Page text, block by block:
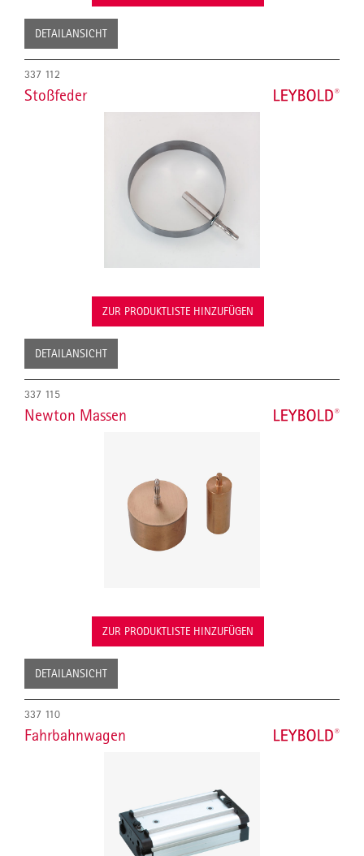
DETAILANSICHT
337 112
Stoßfeder
ZUR PRODUKTLISTE HINZUFÜGEN
DETAILANSICHT
337 115
Newton Massen
ZUR PRODUKTLISTE HINZUFÜGEN
DETAILANSICHT
337 110
Fahrbahnwagen